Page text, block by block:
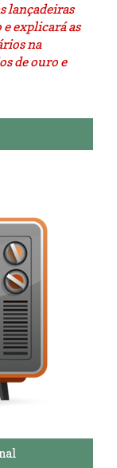
lançadeiras
explicará as
na
de ouro e